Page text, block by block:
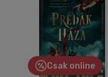
Csak online